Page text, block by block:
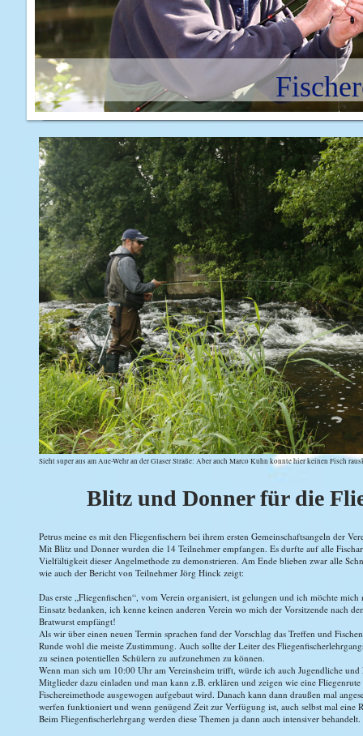
Sieht super aus am Aue-Wehr an der Glaser Straße: Aber auch Marco Kuhn konnte hier keinen Fisch
Blitz und Donner für die
Petrus meine es mit den Fliegenfischern bei ihrem ersten Gemeinschaftsangeln der
Mit Blitz und Donner wurden die 14 Teilnehmer empfangen. Es durfte auf alle
Vielfältigkeit dieser Angelmethode zu demonstrieren. Am Ende blieben zwar alle
wie auch der Bericht von Teilnehmer Jörg Hinck zeigt:
Das erste „Fliegenfischen“, vom Verein organisiert, ist gelungen und ich möchte
Einsatz bedanken, ich kenne keinen anderen Verein wo mich der Vorsitzende nach
Bratwurst empfängt!
Als wir über einen neuen Termin sprachen fand der Vorschlag das Treffen und
Runde wohl die meiste Zustimmung. Auch sollte der Leiter des
zu seinen potentiellen Schülern zu aufzunehmen zu können.
Wenn man sich um 10:00 Uhr am Vereinsheim trifft, würde ich auch Jugendliche und
Mitglieder dazu einladen und man kann z.B. erklären und zeigen wie eine
Fischereimethode ausgewogen aufgebaut wird. Danach kann dann draußen mal
werfen funktioniert und wenn genügend Zeit zur Verfügung ist, auch selbst mal eine
Beim Fliegenfischerlehrgang werden diese Themen ja dann auch intensiver behandelt.